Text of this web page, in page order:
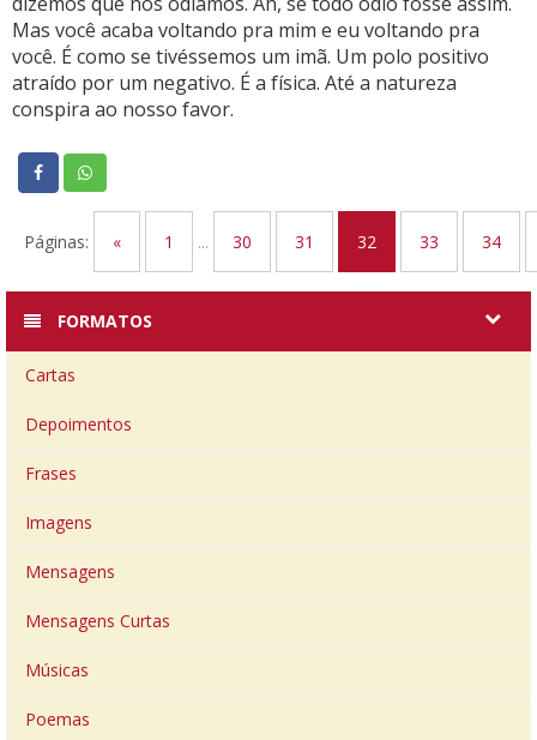
Mas você acaba voltando pra mim e eu voltando pra
você. É como se tivéssemos um imã. Um polo positivo
atraído por um negativo. É a física. Até a natureza
conspira ao nosso favor.
Páginas: « 1 ... 30 31 32 33 34
FORMATOS
Cartas
Depoimentos
Frases
Imagens
Mensagens
Mensagens Curtas
Músicas
Poemas